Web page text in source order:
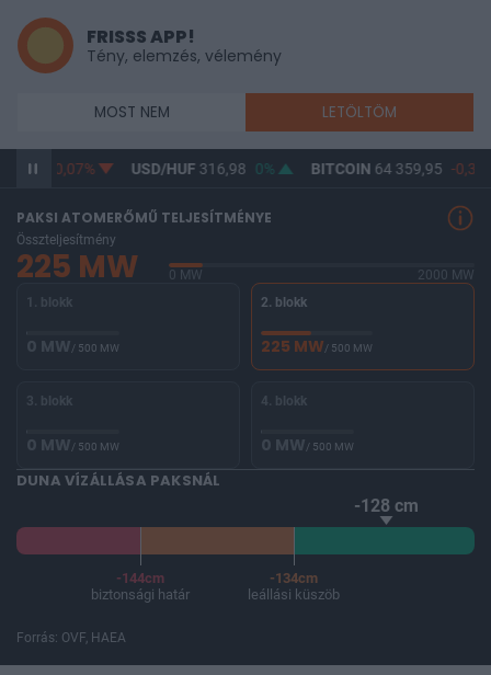
FRISSS APP!
Tény, elemzés, vélemény
MOST NEM LETÖLTÖM
-0,07% USD/HUF316,98 0% BITCOIN64 359,95 -0,37%
PAKSI ATOMERŐMŰ TELJESÍTMÉNYE
Összteljesítmény
225 MW 0 MW
2000 MW
1. blokk
0 MW/ 500 MW
2. blokk
225 MW/ 500 MW
3. blokk
0 MW/ 500 MW
4. blokk
0 MW/ 500 MW
DUNA VÍZÁLLÁSA PAKSNÁL
-128 cm
-144cm
biztonsági határ
-134cm
leállási küszöb
Forrás: OVF, HAEA